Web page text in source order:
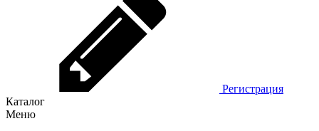
Регистрация
Каталог
Меню